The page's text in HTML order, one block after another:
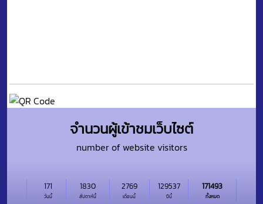
จำนวนผู้เข้าชมเว็บไซต์
number of website visitors
วันนี้
171
สัปดาห์นี้
1830
เดือนนี้
2769
ปีนี้
129537
ทั้งหมด
171493